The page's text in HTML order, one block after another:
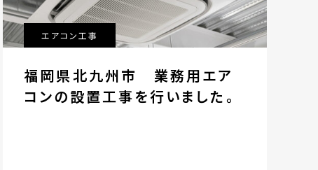
エアコン工事
福岡県北九州市 業務用エア
コンの設置工事を行いました。